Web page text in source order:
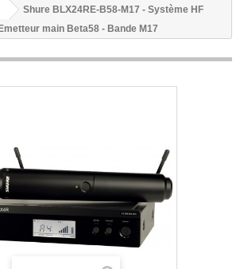
Shure BLX24RE-B58-M17 - Système HF
main Beta58 - Bande M17